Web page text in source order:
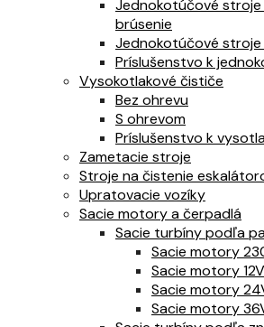
Jednokotúčové stroje
brúsenie
Jednokotúčové stroje
Príslušenstvo k
Vysokotlakové čističe
Bez ohrevu
S ohrevom
Príslušenstvo k
Zametacie stroje
Stroje na čistenie
Upratovacie vozíky
Sacie motory a čerpadlá
Sacie turbíny podľa
Sacie motory
Sacie motory 12V
Sacie motory
Sacie motory